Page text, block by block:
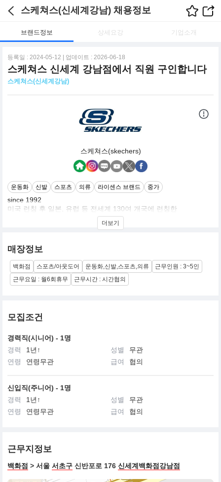
스케쳐스(신세계강남) 채용정보
브랜드정보 상세요강 기업소개
등록일 : 2024-05-12 | 업데이트 : 2026-06-18
스케쳐스 신세계 강남점에서 직원 구인합니다
스케쳐스(신세계강남)
스케쳐스(skechers)
운동화 신발 스포츠 의류 라이센스 브랜드 중가
since 1992
미국 런칭 후 일본, 유럽 등 전세계 130여 개국에 런칭한
글로벌 브랜드 스케쳐스 입니다.
모두를 위한 편안함, 편안함을 위한 모든 것
모든 고객의 라이프 스타일을 위해 지속적인 혁신을 통한
최고의 제품을 제공하며 기술력을 바탕으로
최상의 소비자 경험을 제공하는 브랜드 입니다.
더보기
매장정보
백화점 스포츠/아웃도어 운동화,신발,스포츠,의류
근무인원 : 3~5인
근무요일 : 월6회휴무
근무시간 : 시간협의
모집조건
경력직(시니어) - 1명
경력
1년↑ 성별
무관
연령
연령무관 급여 협의
신입직(주니어) - 1명
경력
1년↑ 성별
무관
연령
연령무관 급여 협의
근무지정보
백화점 > 서울 서초구 신반포로 176 신세계백화점강남점